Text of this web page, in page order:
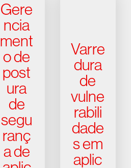
Gere
ncia
ment
o de
post
ura
de
segu
ranç
a de
Varre
dura
de
vulne
rabili
dade
s em
aplic